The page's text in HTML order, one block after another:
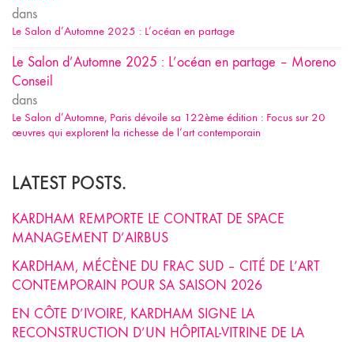
dans
Le Salon d’Automne 2025 : L’océan en partage
Le Salon d’Automne 2025 : L’océan en partage – Moreno
Conseil
dans
Le Salon d’Automne, Paris dévoile sa 122ème édition : Focus sur 20
œuvres qui explorent la richesse de l’art contemporain
LATEST POSTS.
KARDHAM REMPORTE LE CONTRAT DE SPACE
MANAGEMENT D’AIRBUS
KARDHAM, MÉCÈNE DU FRAC SUD – CITÉ DE L’ART
CONTEMPORAIN POUR SA SAISON 2026
EN CÔTE D’IVOIRE, KARDHAM SIGNE LA
RECONSTRUCTION D’UN HÔPITAL-VITRINE DE LA